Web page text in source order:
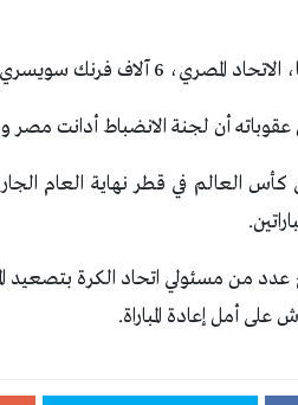
فرنك سويسري (6 عقوبات فردية).
أدانت مصر وفقا للمادة 12 بلائحة الانضباط
كأس العالم في قطر نهاية العام
عدد من مسئولي اتحاد الكرة
أمل إعادة المباراة.